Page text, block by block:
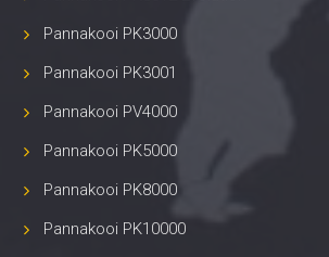
Pannakooi PK3000
Pannakooi PK3001
Pannakooi PV4000
Pannakooi PK5000
Pannakooi PK8000
Pannakooi PK10000